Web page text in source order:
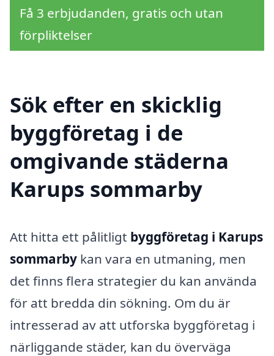
Få 3 erbjudanden, gratis och utan
förpliktelser
Sök efter en skicklig
byggföretag i de
omgivande städerna
Karups sommarby
Att hitta ett pålitligt byggföretag i Karups
sommarby kan vara en utmaning, men
det finns flera strategier du kan använda
för att bredda din sökning. Om du är
intresserad av att utforska byggföretag i
närliggande städer, kan du överväga